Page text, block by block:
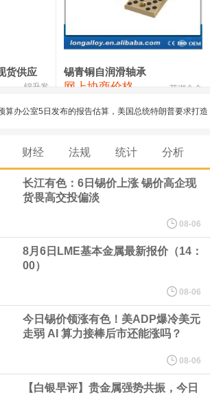
24,200
39,300 0
货供应
锦升发
锡青铜自润滑轴承
网上协商价格 芜湖合金
算办公室5日发布的报告估算，美国总统特朗普要求打造
核动力“黄金舰队”可能需要在今后数十年间支出约2750
中，首艘“特朗普级”战列舰“无畏”号预估造价比原来至少
交易所全球市场公司（CBOE GLOBAL MARKETS
欧洲清算所将于 8 月 24 日起，将证券融资交易清算
固定收益品类。
波动性的加剧。 日本市场中，软银股价收盘下跌4.4%，
财经 法规 统计 分析
长江有色：6日锡价上涨 锡价高企现
货畏高交投偏淡
08-06
8月6日LME基本金属最新报价（14：
00）
08-06
今日锡价领涨有色！美ADP爆冷美元
走弱 AI 算力接棒后市还能涨吗？
08-06
【白银早评】贵金属强势共振，今日